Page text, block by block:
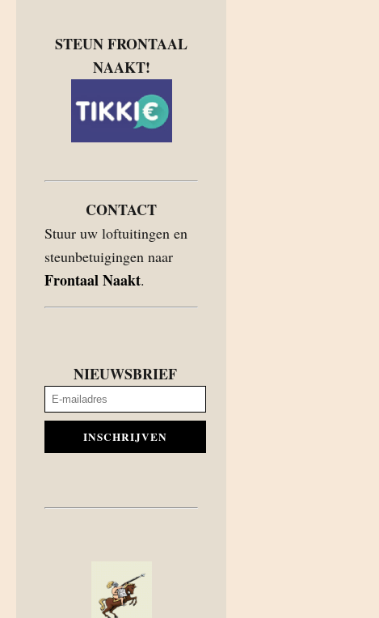
STEUN FRONTAAL
NAAKT!
CONTACT
Stuur uw loftuitingen en
steunbetuigingen naar
Frontaal Naakt.
NIEUWSBRIEF
INSCHRIJVEN